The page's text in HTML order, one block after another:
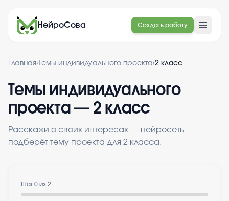
НейроСова Создать работу
Главная› Темы индивидуального проекта›2 класс
Темы индивидуального
проекта — 2 класс
Расскажи о своих интересах — нейросеть
подберёт тему проекта для 2 класса.
Шаг0 из 2